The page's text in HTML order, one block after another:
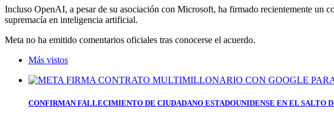
Incluso OpenAI, a pesar de su asociación con Microsoft, ha firmado recientemente un
supremacía en inteligencia artificial.
Meta no ha emitido comentarios oficiales tras conocerse el acuerdo.
Más vistos
CONFIRMAN FALLECIMIENTO DE CIUDADANO ESTADOUNIDENSE EN EL SALTO